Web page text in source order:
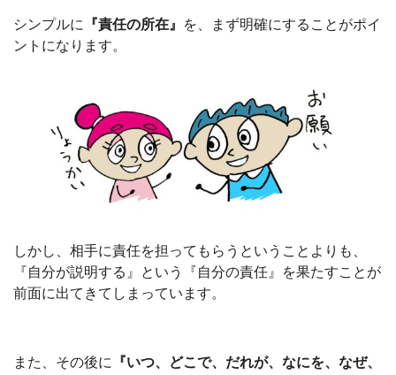
シンプルに 『責任の所在』 を、まず明確にすることがポイ
ントになります。
しかし、相手に責任を担ってもらうということよりも、
『自分が説明する』という『自分の責任』を果たすことが
前面に出てきてしまっています。
また、その後に 『いつ、どこで、だれが、なにを、なぜ、